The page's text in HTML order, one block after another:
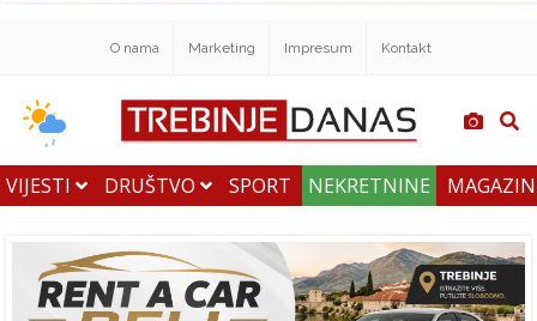
O nama Marketing Impresum Kontakt
VIJESTI DRUŠTVO SPORT NEKRETNINE